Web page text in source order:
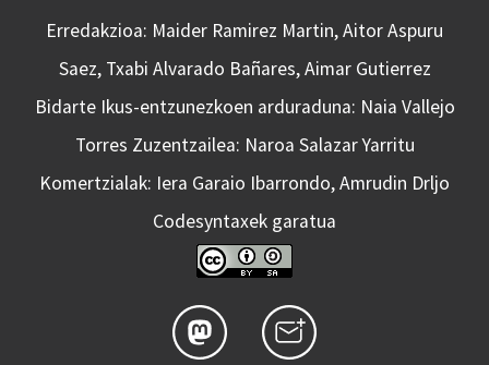
Erredakzioa: Maider Ramirez Martin, Aitor Aspuru
Saez, Txabi Alvarado Bañares, Aimar Gutierrez
Bidarte Ikus-entzunezkoen arduraduna: Naia Vallejo
Torres Zuzentzailea: Naroa Salazar Yarritu
Komertzialak: Iera Garaio Ibarrondo, Amrudin Drljo
Codesyntaxek garatua